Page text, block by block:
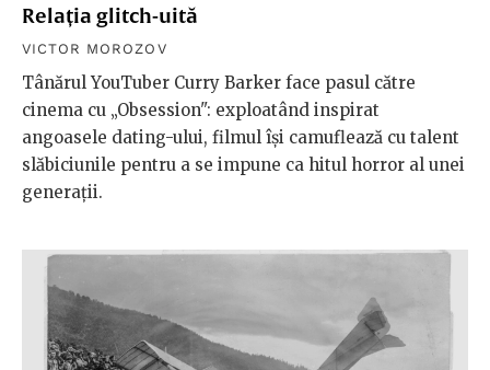
Relația glitch-uită
VICTOR MOROZOV
Tânărul YouTuber Curry Barker face pasul către
cinema cu „Obsession": exploatând inspirat
angoasele dating-ului, filmul își camuflează cu talent
slăbiciunile pentru a se impune ca hitul horror al unei
generații.